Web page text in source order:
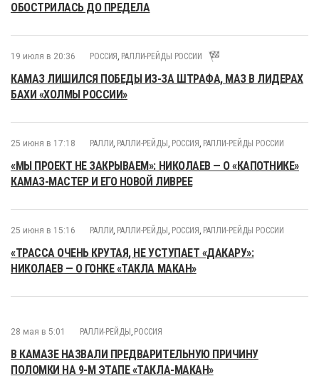
ОБОСТРИЛАСЬ ДО ПРЕДЕЛА
19 июля в 20:36 РОССИЯ , РАЛЛИ-РЕЙДЫ РОССИИ
КАМАЗ ЛИШИЛСЯ ПОБЕДЫ ИЗ-ЗА ШТРАФА, МАЗ В ЛИДЕРАХ
БАХИ «ХОЛМЫ РОССИИ»
25 июня в 17:18 РАЛЛИ, РАЛЛИ-РЕЙДЫ , РОССИЯ , РАЛЛИ-РЕЙДЫ РОССИИ
«МЫ ПРОЕКТ НЕ ЗАКРЫВАЕМ»: НИКОЛАЕВ — О «КАПОТНИКЕ»
КАМАЗ-МАСТЕР И ЕГО НОВОЙ ЛИВРЕЕ
25 июня в 15:16 РАЛЛИ, РАЛЛИ-РЕЙДЫ , РОССИЯ , РАЛЛИ-РЕЙДЫ РОССИИ
«ТРАССА ОЧЕНЬ КРУТАЯ, НЕ УСТУПАЕТ «ДАКАРУ»:
НИКОЛАЕВ — О ГОНКЕ «ТАКЛА МАКАН»
28 мая в 5:01 РАЛЛИ-РЕЙДЫ , РОССИЯ
В КАМАЗЕ НАЗВАЛИ ПРЕДВАРИТЕЛЬНУЮ ПРИЧИНУ
ПОЛОМКИ НА 9-М ЭТАПЕ «ТАКЛА-МАКАН»